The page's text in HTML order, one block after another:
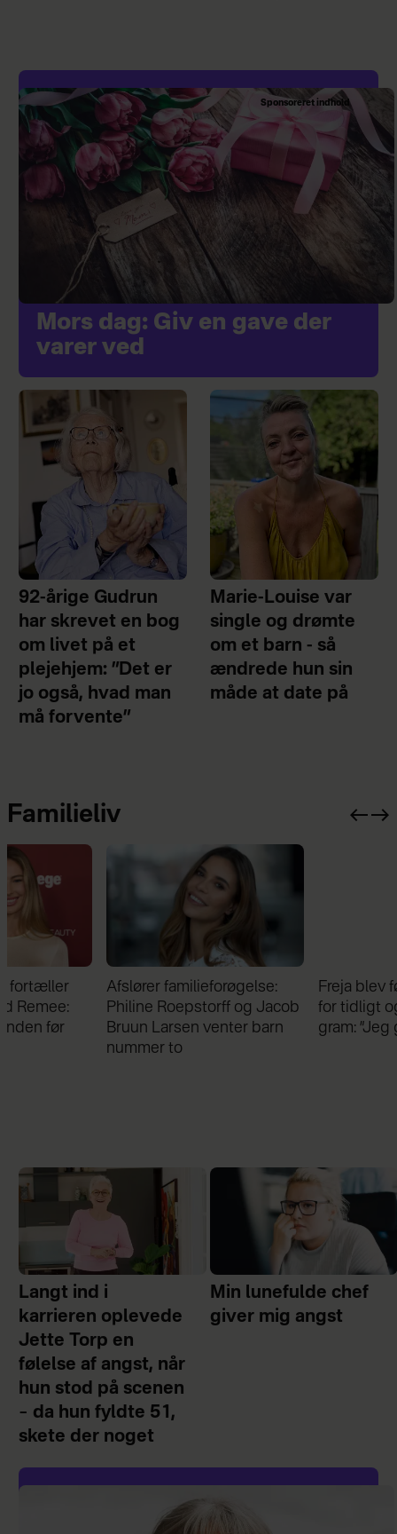
Sponsoreret indhold
Mors dag: Giv en gave der
varer ved
92-årige Gudrun
har skrevet en bog
om livet på et
plejehjem: ”Det er
jo også, hvad man
må forvente”
Marie-Louise var
single og drømte
om et barn - så
ændrede hun sin
måde at date på
Familieliv
Afslører familieforøgelse:
Philine Roepstorff og Jacob
Bruun Larsen venter barn
Freja blev født tre
for tidligt og vejede kun
gram: ”Jeg gik i chok”
Langt ind i
karrieren oplevede
Jette Torp en
følelse af angst, når
hun stod på scenen
– da hun fyldte 51,
skete der noget
Min lunefulde chef
giver mig angst